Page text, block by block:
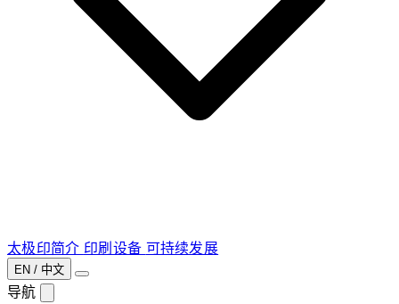
太极印简介 印刷设备 可持续发展
EN / 中文
导航